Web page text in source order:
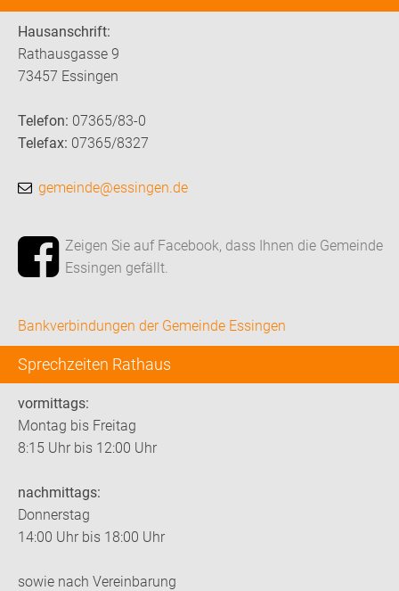
Hausanschrift:
Rathausgasse 9
73457 Essingen
Telefon: 07365/83-0
Telefax: 07365/8327
gemeinde@essingen.de
Zeigen Sie auf Facebook, dass Ihnen die Gemeinde
Essingen gefällt.
Bankverbindungen der Gemeinde Essingen
Sprechzeiten Rathaus
vormittags:
Montag bis Freitag
8:15 Uhr bis 12:00 Uhr
nachmittags:
Donnerstag
14:00 Uhr bis 18:00 Uhr
sowie nach Vereinbarung